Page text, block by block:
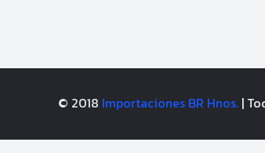
© 2018 Importaciones BR Hnos. |